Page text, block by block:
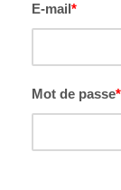
E-mail*
Mot de passe*